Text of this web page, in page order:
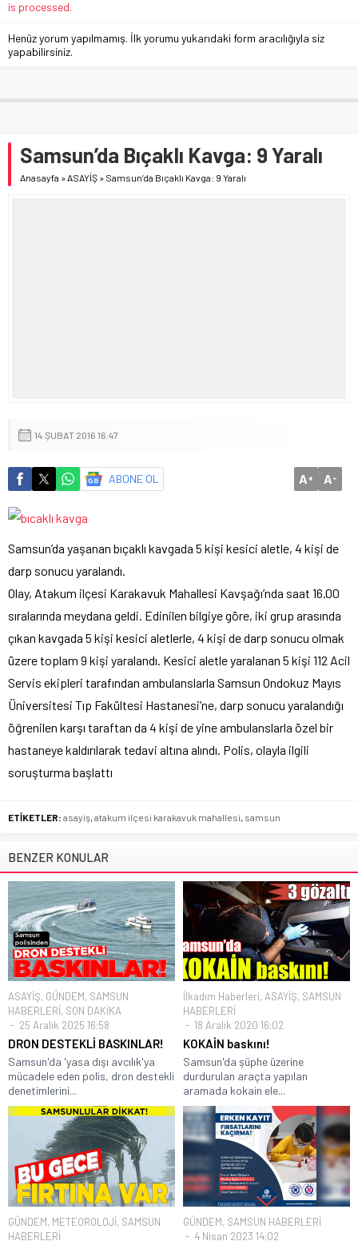
is processed.
Henüz yorum yapılmamış. İlk yorumu yukarıdaki form aracılığıyla siz
yapabilirsiniz.
Samsun’da Bıçaklı Kavga: 9 Yaralı
Anasayfa »ASAYİŞ » Samsun’da Bıçaklı Kavga: 9 Yaralı
14 ŞUBAT 2016 16:47
ABONE OL A+ A-
Samsun’da yaşanan bıçaklı kavgada 5 kişi kesici aletle, 4 kişi de
darp sonucu yaralandı.
Olay, Atakum ilçesi Karakavuk Mahallesi Kavşağı’nda saat 16.00
sıralarında meydana geldi. Edinilen bilgiye göre, iki grup arasında
çıkan kavgada 5 kişi kesici aletlerle, 4 kişi de darp sonucu olmak
üzere toplam 9 kişi yaralandı. Kesici aletle yaralanan 5 kişi 112 Acil
Servis ekipleri tarafından ambulanslarla Samsun Ondokuz Mayıs
Üniversitesi Tıp Fakültesi Hastanesi’ne, darp sonucu yaralandığı
öğrenilen karşı taraftan da 4 kişi de yine ambulanslarla özel bir
hastaneye kaldırılarak tedavi altına alındı. Polis, olayla ilgili
soruşturma başlattı
ETİKETLER: asayiş atakum ilçesi karakavuk mahallesi samsun
BENZER KONULAR
ASAYİŞ, GÜNDEM, SAMSUN
HABERLERİ, SON DAKİKA
25 Aralık 2025 16:58
DRON DESTEKLİ BASKINLAR!
Samsun'da 'yasa dışı avcılık'ya
mücadele eden polis, dron destekli
denetimlerini...
İlkadım Haberleri, ASAYİŞ, SAMSUN
HABERLERİ
18 Aralık 2020 16:02
KOKAİN baskını!
Samsun'da şüphe üzerine
durdurulan araçta yapılan
aramada kokain ele...
GÜNDEM, METEOROLOJİ, SAMSUN
HABERLERİ
GÜNDEM, SAMSUN HABERLERİ
4 Nisan 2023 14:02